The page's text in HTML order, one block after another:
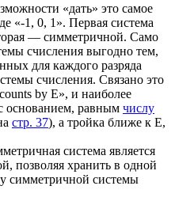
«дать» это самое
«-1, 0, 1». Первая система
— симметричной. Само
счисления выгодно тем,
для каждого разряда
счисления. Связано это
by E», и наиболее
основанием, равным числу
стр. 37), а тройка ближе к Е,
система является
позволяя хранить в одной
симметричной системы